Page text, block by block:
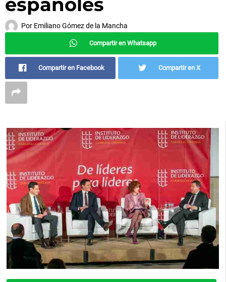
Por Emiliano Gómez de la Mancha
Compartir en Whatsapp
Compartir en Facebook Compartir en X